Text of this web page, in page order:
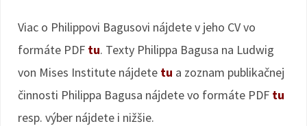
Viac o Philippovi Bagusovi nájdete v jeho CV vo
formáte PDF tu. Texty Philippa Bagusa na Ludwig
von Mises Institute nájdete tu a zoznam publikačnej
činnosti Philippa Bagusa nájdete vo formáte PDF tu
resp. výber nájdete i nižšie.